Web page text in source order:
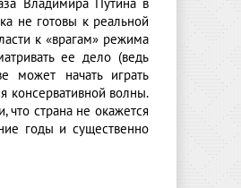
Владимира Путина в
не готовы к реальной
к «врагам» режима
ее дело (ведь
может начать играть
консервативной волны.
что страна не окажется
годы и существенно